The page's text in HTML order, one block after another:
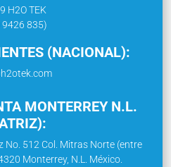
H2O TEK
9426 835)
(NACIONAL):
MONTERREY N.L.
No. 512 Col. Mitras Norte (entre
Monterrey, N.L. México.